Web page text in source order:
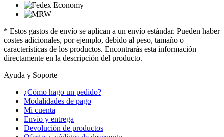
* Estos gastos de envío se aplican a un envío estándar. Pueden haber
costes adicionales, por ejemplo, debido al peso, tamaño o
características de los productos. Encontrarás esta información
directamente en la descripción del producto.
Ayuda y Soporte
¿Cómo hago un pedido?
Modalidades de pago
Mi cuenta
Envío y entrega
Devolución de productos